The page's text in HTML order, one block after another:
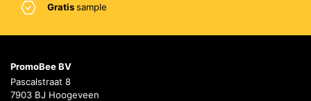
Gratissample
PromoBee BV
Pascalstraat 8
7903 BJ Hoogeveen